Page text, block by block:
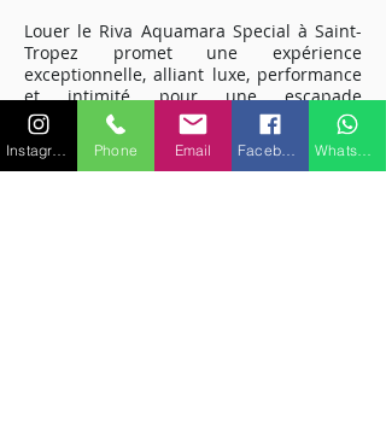
Louer le Riva Aquamara Special à Saint-
Tropez promet une expérience
exceptionnelle, alliant luxe, performance
et intimité pour une escapade
mémorable sur la Méditerranée.
Embarquez pour une aventure maritime
unique et découvrez la magie de la Côte
Phone Email